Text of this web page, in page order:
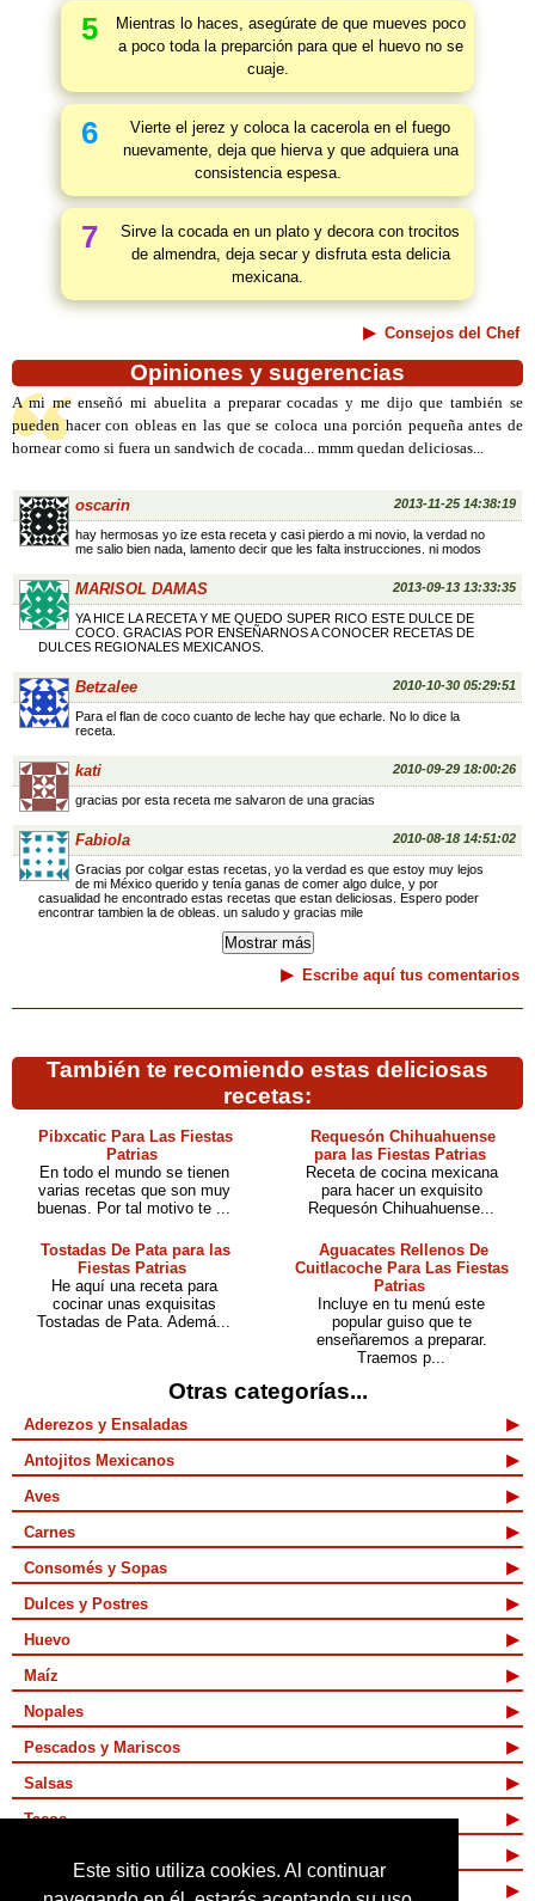
Este sitio utiliza cookies. Al continuar
5
Mientras lo haces, asegúrate de que mueves poco
a poco toda la preparción para que el huevo no se
cuaje.
6
Vierte el jerez y coloca la cacerola en el fuego
nuevamente, deja que hierva y que adquiera una
consistencia espesa.
7
Sirve la cocada en un plato y decora con trocitos
de almendra, deja secar y disfruta esta delicia
mexicana.
Consejos del Chef
Opiniones y sugerencias
A mi me enseñó mi abuelita a preparar cocadas y me dijo que también se
pueden hacer con obleas en las que se coloca una porción pequeña antes de
hornear como si fuera un sandwich de cocada... mmm quedan deliciosas...
oscarin 2013-11-25 14:38:19
hay hermosas yo ize esta receta y casi pierdo a mi novio, la verdad no
me salio bien nada, lamento decir que les falta instrucciones. ni modos
MARISOL DAMAS 2013-09-13 13:33:35
YA HICE LA RECETA Y ME QUEDO SUPER RICO ESTE DULCE DE
COCO. GRACIAS POR ENSEÑARNOS A CONOCER RECETAS DE
DULCES REGIONALES MEXICANOS.
Betzalee 2010-10-30 05:29:51
Para el flan de coco cuanto de leche hay que echarle. No lo dice la
receta.
kati 2010-09-29 18:00:26
gracias por esta receta me salvaron de una gracias
Fabiola 2010-08-18 14:51:02
Gracias por colgar estas recetas, yo la verdad es que estoy muy lejos
de mi México querido y tenía ganas de comer algo dulce, y por
casualidad he encontrado estas recetas que estan deliciosas. Espero poder
encontrar tambien la de obleas. un saludo y gracias mile
Escribe aquí tus comentarios
También te recomiendo estas deliciosas
recetas:
Pibxcatic Para Las Fiestas
Patrias
En todo el mundo se tienen
varias recetas que son muy
buenas. Por tal motivo te ...
Requesón Chihuahuense
para las Fiestas Patrias
Receta de cocina mexicana
para hacer un exquisito
Requesón Chihuahuense...
Tostadas De Pata para las
Fiestas Patrias
He aquí una receta para
cocinar unas exquisitas
Tostadas de Pata. Ademá...
Aguacates Rellenos De
Cuitlacoche Para Las Fiestas
Patrias
Incluye en tu menú este
popular guiso que te
enseñaremos a preparar.
Traemos p...
Otras categorías...
Aderezos y Ensaladas
Antojitos Mexicanos
Aves
Carnes
Consomés y Sopas
Dulces y Postres
Huevo
Maíz
Nopales
Pescados y Mariscos
Salsas
Tacos
Vegetarianas